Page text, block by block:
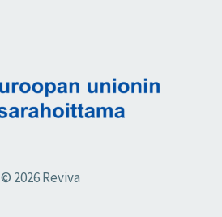
© 2026 Reviva